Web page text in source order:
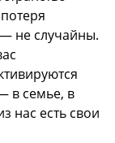
не случайны.
в семье, в
нас есть свои